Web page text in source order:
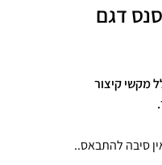
דגם
מקשי קיצור
סיבה להתבאס..